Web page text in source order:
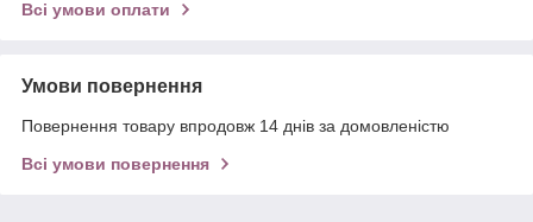
Всі умови оплати
Умови повернення
Повернення товару впродовж 14 днів за домовленістю
Всі умови повернення